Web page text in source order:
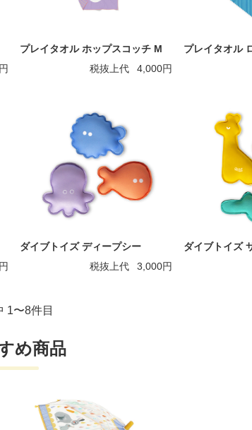
プレイタオル ホップスコッチ M
税抜上代
4,000円
プレイタオル
ダイブトイズ ディープシー
税抜上代
3,000円
ダイブトイズ
1〜8件目
め商品